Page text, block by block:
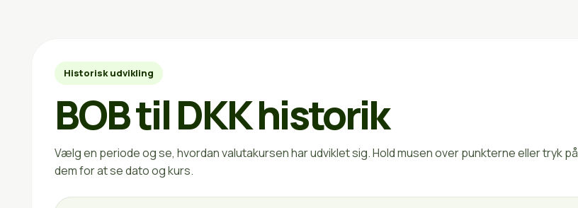
Historisk udvikling
BOB til DKK historik
Vælg en periode og se, hvordan valutakursen har udviklet sig. Hold musen over punkterne eller tryk på
dem for at se dato og kurs.